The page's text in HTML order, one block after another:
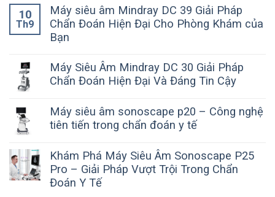
10
Th9
Máy siêu âm Mindray DC 39 Giải Pháp
Chẩn Đoán Hiện Đại Cho Phòng Khám của
Bạn
Máy Siêu Âm Mindray DC 30 Giải Pháp
Chẩn Đoán Hiện Đại Và Đáng Tin Cậy
Máy siêu âm sonoscape p20 – Công nghệ
tiên tiến trong chẩn đoán y tế
Khám Phá Máy Siêu Âm Sonoscape P25
Pro – Giải Pháp Vượt Trội Trong Chẩn
Đoán Y Tế